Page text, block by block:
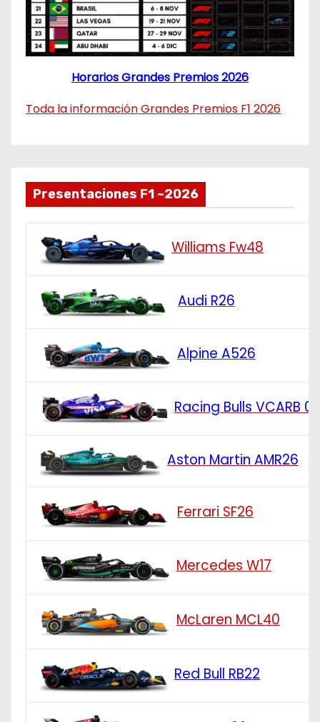
Horarios Grandes Premios 2026
Toda la información Grandes Premios F1 2026
Presentaciones F1 ~2026
Williams Fw48
Audi R26
Alpine A526
Racing Bulls VCARB 03
Aston Martin AMR26
Ferrari SF26
Mercedes W17
McLaren MCL40
Red Bull RB22